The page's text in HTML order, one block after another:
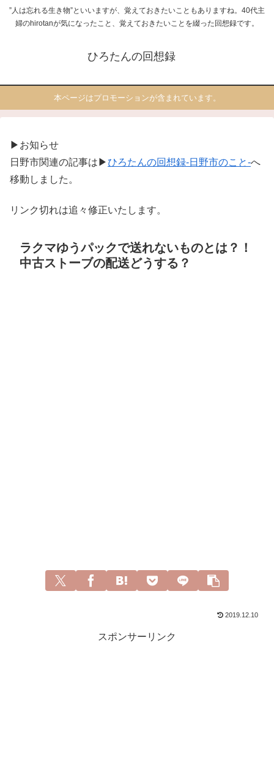
”人は忘れる生き物”といいますが、覚えておきたいこともありますね。40代主
婦のhirotanが気になったこと、覚えておきたいことを綴った回想録です。
ひろたんの回想録
本ページはプロモーションが含まれています。
▶お知らせ
日野市関連の記事は▶ひろたんの回想録-日野市のこと-へ
移動しました。
リンク切れは追々修正いたします。
ラクマゆうパックで送れないものとは？！
中古ストーブの配送どうする？
2019.12.10
スポンサーリンク